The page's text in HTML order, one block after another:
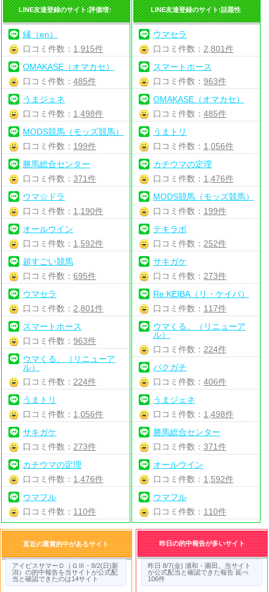
LINE友達登録のサイト:評価増↑
縁（en）
口コミ件数： 1,915件
OMAKASE（オマカセ）
口コミ件数：485件
うまジェネ
口コミ件数： 1,498件
MODS競馬（モッズ競馬）
口コミ件数： 199件
勝馬総合センター
口コミ件数：371件
ウマ☆ドラ
口コミ件数： 1,190件
オールウイン
口コミ件数： 1,592件
超すごい競馬
口コミ件数：695件
ウマセラ
口コミ件数： 2,801件
スマートホース
口コミ件数：963件
ウマくる。（リニューア
ル）
口コミ件数： 224件
うまトリ
口コミ件数： 1,056件
サキガケ
口コミ件数： 273件
カチウマの定理
口コミ件数： 1,476件
ウマフル
口コミ件数： 110件
LINE友達登録のサイト:話題性
ウマセラ
口コミ件数： 2,801件
スマートホース
口コミ件数： 963件
OMAKASE（オマカセ）
口コミ件数： 485件
うまトリ
口コミ件数： 1,056件
カチウマの定理
口コミ件数： 1,476件
MODS競馬（モッズ競馬）
口コミ件数： 199件
テキラボ
口コミ件数： 252件
サキガケ
口コミ件数： 273件
Re:KEIBA（リ・ケイバ）
口コミ件数： 117件
ウマくる。（リニューア
ル）
口コミ件数： 224件
バクガチ
口コミ件数： 406件
うまジェネ
口コミ件数： 1,498件
勝馬総合センター
口コミ件数： 371件
オールウイン
口コミ件数： 1,592件
ウマフル
口コミ件数： 110件
直近の重賞的中があるサイト
アイビスサマーＤ（ＧⅢ・8/2(日)新
潟）の的中報告を当サイトが公式配
当と確認できたのは14サイト
昨日の的中報告が多いサイト
昨日 8/7(金) 浦和・園田。当サイト
が公式配当と確認できた報告 延べ
106件